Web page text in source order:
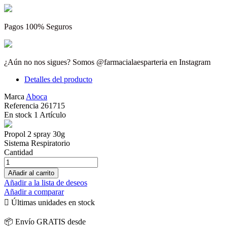
Pagos 100% Seguros
¿Aún no nos sigues? Somos @farmacialaesparteria en Instagram
Detalles del producto
Marca Aboca
Referencia 261715
En stock 1 Artículo
Propol 2 spray 30g
Sistema Respiratorio
Cantidad
Añadir al carrito
Añadir a la lista de deseos
Añadir a comparar
 Últimas unidades en stock
📦 Envío GRATIS desde